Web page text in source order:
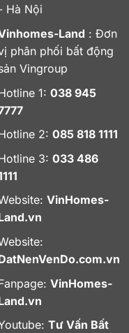
Hà Nội
Land : Đơn
phân phối bất động
Vingroup
1: 038 945
2: 085 818 1111
3: 033 486
VinHomes-
VinHomes-
Tư Vấn Bất